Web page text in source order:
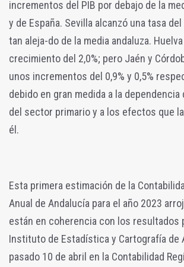
incrementos del PIB por debajo de la
y de España. Sevilla alcanzó una tasa del
tan aleja-do de la media andaluza.
crecimiento del 2,0%; pero Jaén y
unos incrementos del 0,9% y 0,5%
debido en gran medida a la dependencia
del sector primario y a los efectos que
él.
Esta primera estimación de la
Anual de Andalucía para el año 2023
están en coherencia con los resultados
Instituto de Estadística y Cartografía de
pasado 10 de abril en la Contabilidad